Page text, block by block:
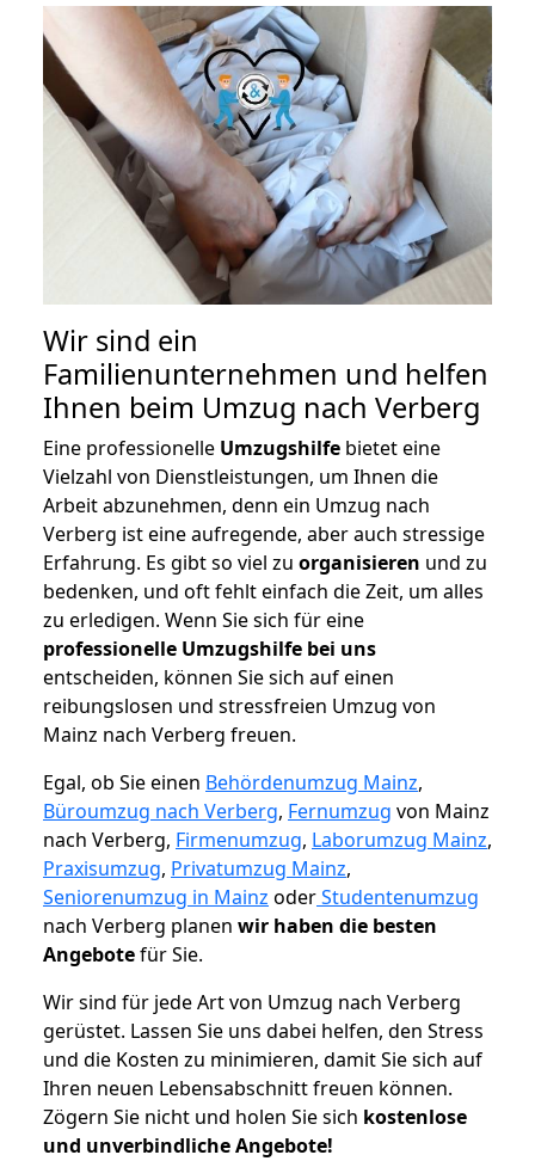
Wir sind ein
Familienunternehmen und helfen
Ihnen beim Umzug nach Verberg
Eine professionelle Umzugshilfe bietet eine
Vielzahl von Dienstleistungen, um Ihnen die
Arbeit abzunehmen, denn ein Umzug nach
Verberg ist eine aufregende, aber auch stressige
Erfahrung. Es gibt so viel zu organisieren und zu
bedenken, und oft fehlt einfach die Zeit, um alles
zu erledigen. Wenn Sie sich für eine
professionelle Umzugshilfe bei uns
entscheiden, können Sie sich auf einen
reibungslosen und stressfreien Umzug von
Mainz nach Verberg freuen.
Egal, ob Sie einen Behördenumzug Mainz,
Büroumzug nach Verberg, Fernumzug von Mainz
nach Verberg, Firmenumzug, Laborumzug Mainz,
Praxisumzug, Privatumzug Mainz,
Seniorenumzug in Mainz oderStudentenumzug
nach Verberg planen wir haben die besten
Angebotefür Sie.
Wir sind für jede Art von Umzug nach Verberg
gerüstet. Lassen Sie uns dabei helfen, den Stress
und die Kosten zu minimieren, damit Sie sich auf
Ihren neuen Lebensabschnitt freuen können.
Zögern Sie nicht und holen Sie sich kostenlose
und unverbindliche Angebote!